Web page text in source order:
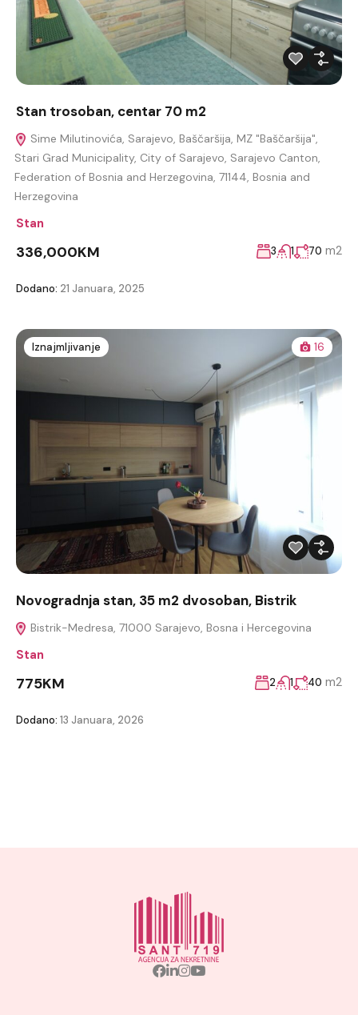
Stan trosoban, centar 70 m2
Sime Milutinovića, Sarajevo, Baščaršija, MZ "Baščaršija",
Stari Grad Municipality, City of Sarajevo, Sarajevo Canton,
Federation of Bosnia and Herzegovina, 71144, Bosnia and
Herzegovina
Stan
336,000KM 3 1 70 m2
Dodano: 21 Januara, 2025
Iznajmljivanje 16
Novogradnja stan, 35 m2 dvosoban, Bistrik
Bistrik-Medresa, 71000 Sarajevo, Bosna i Hercegovina
Stan
775KM 2 1 40 m2
Dodano: 13 Januara, 2026